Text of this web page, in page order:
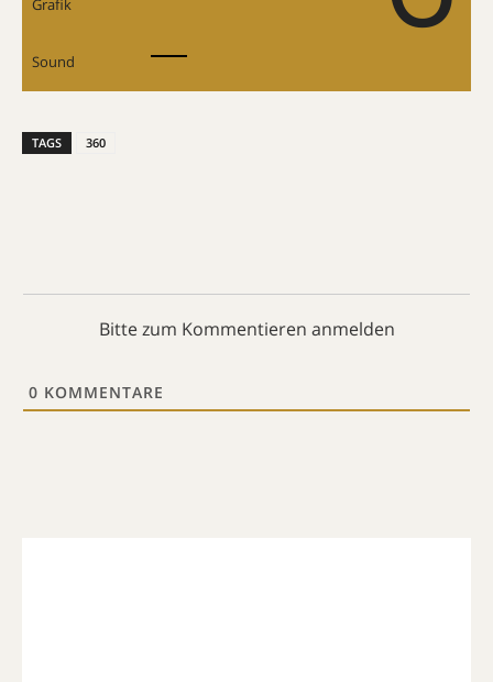
Sound
TAGS 360
Bitte zum Kommentieren anmelden
0 KOMMENTARE